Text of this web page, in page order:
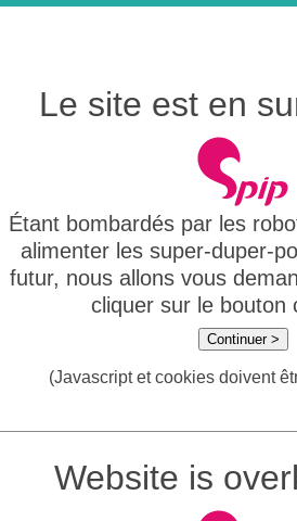
Le site est en
Étant bombardés par les
alimenter les super-duper-
futur, nous allons vous
cliquer sur le bouton
Continuer >
(Javascript et cookies doivent
Website is